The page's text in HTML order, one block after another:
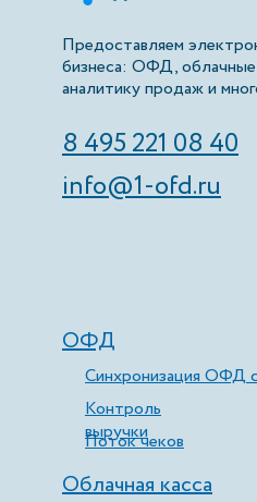
Предоставляем
бизнеса: ОФД,
аналитику продаж и
8 495 221 08 40
info@1-ofd.ru
Облачная касса
Синхронизация ОФД
Контроль
выручки
Поток чеков
ОФД